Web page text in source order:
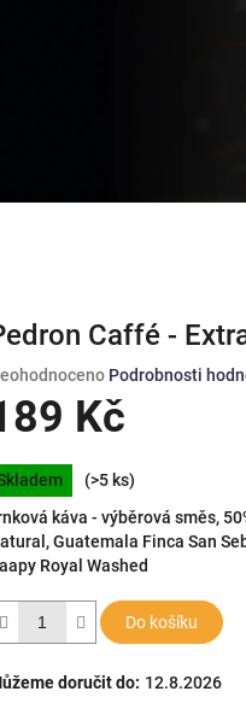
Caffé -
Podrobnosti
Kč
(>5 ks)
káva - výběrová směs,
Guatemala Finca San
Royal Washed
Do košíku
doručit do: 12.8.2026